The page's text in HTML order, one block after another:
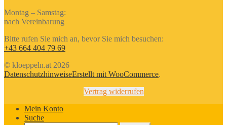
Montag – Samstag:
nach Vereinbarung
Bitte rufen Sie mich an, bevor Sie mich besuchen:
+43 664 404 79 69
© kloeppeln.at 2026
DatenschutzhinweiseErstellt mit WooCommerce.
Vertrag widerrufen
Mein Konto
Suche